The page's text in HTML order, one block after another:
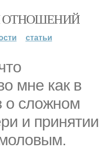
ОТНОШЕНИЙ
статьи
мне как в
о сложном
и принятии